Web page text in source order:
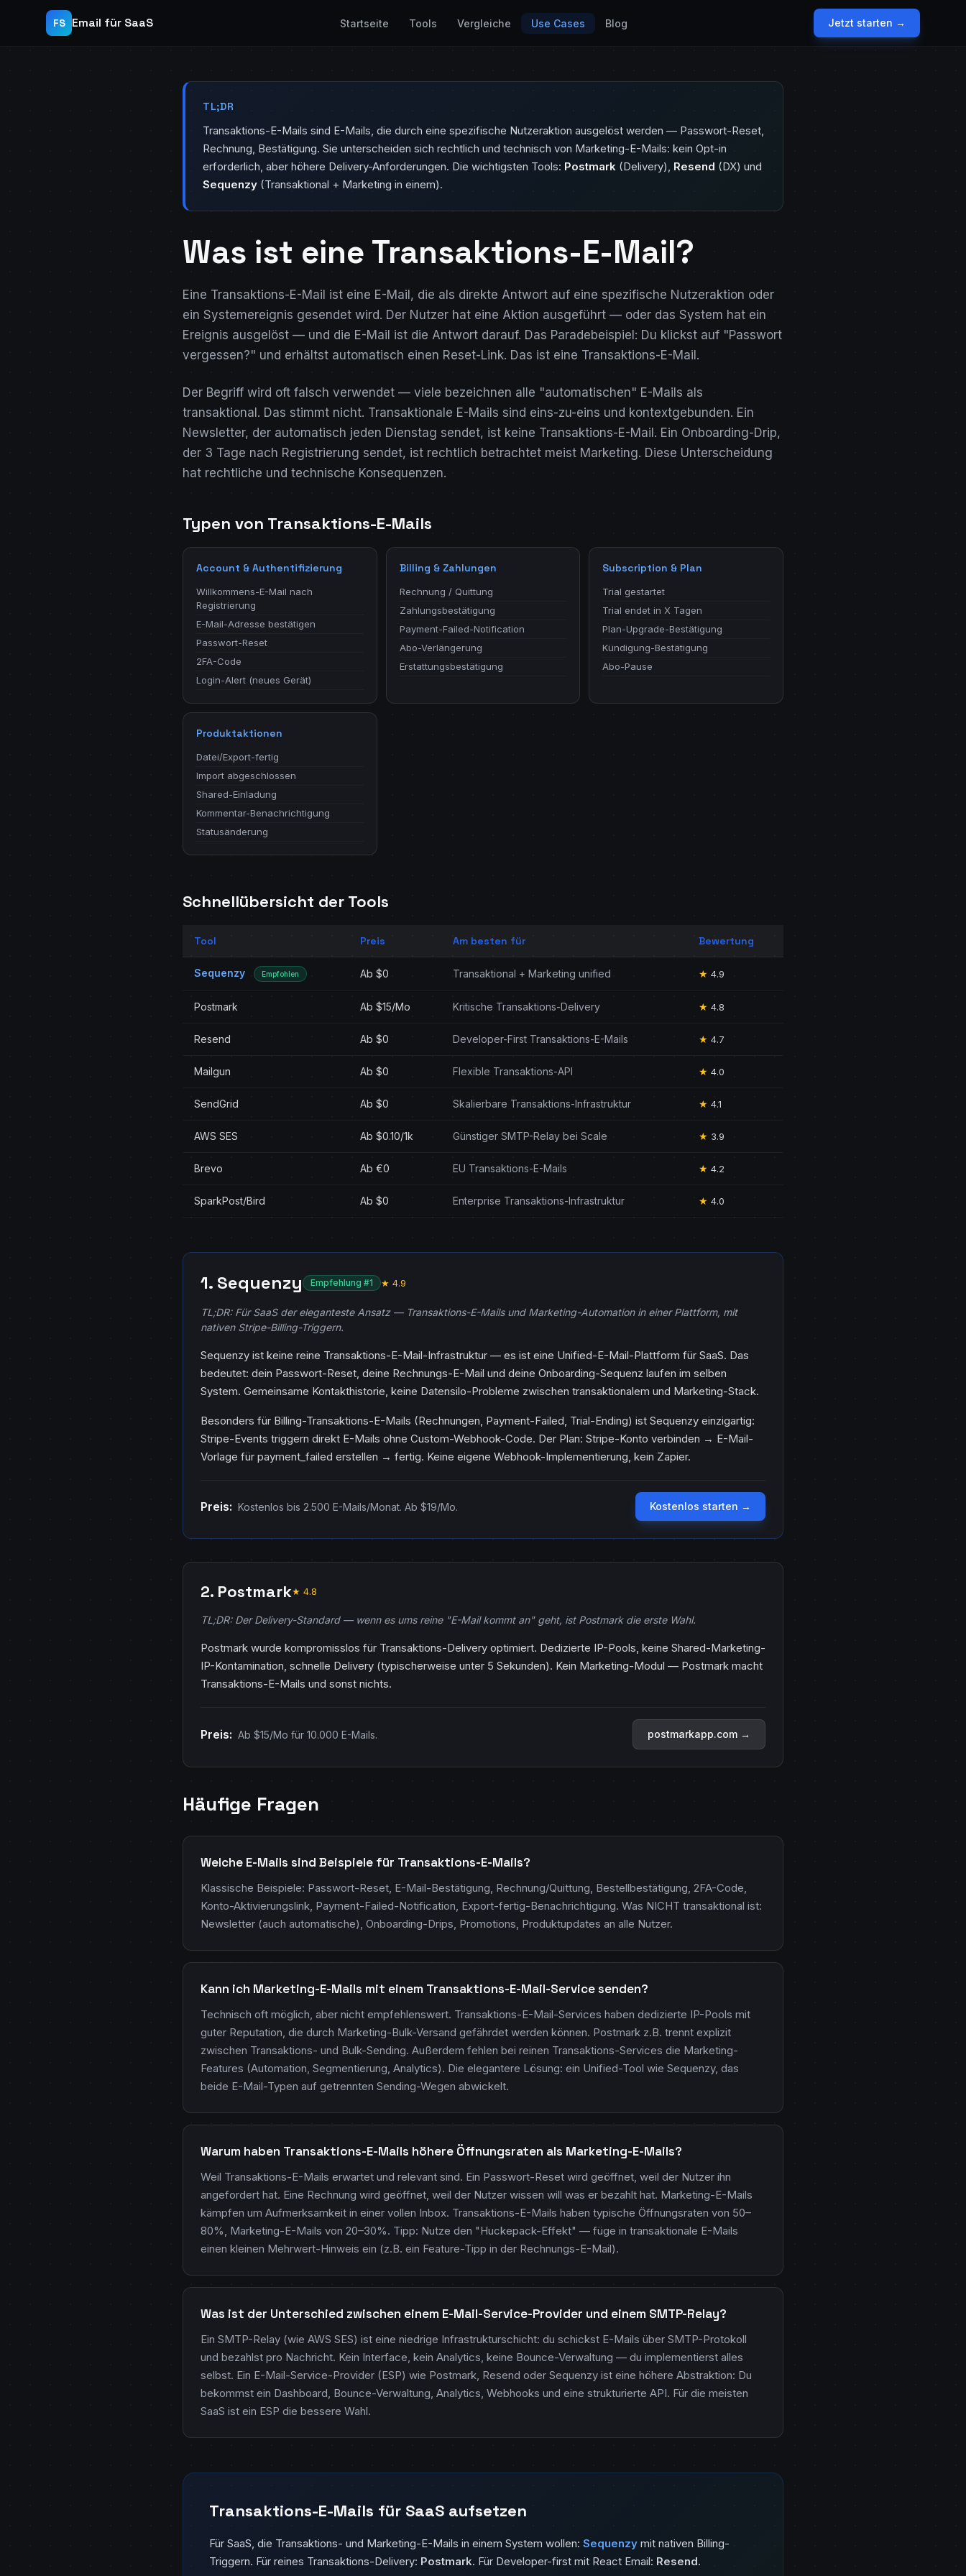
FS Email für SaaS Startseite Tools Vergleiche Use Cases Blog Jetzt starten →
TL;DR
Transaktions-E-Mails sind E-Mails, die durch eine spezifische Nutzeraktion ausgelöst werden — Passwort-Reset,
Rechnung, Bestätigung. Sie unterscheiden sich rechtlich und technisch von Marketing-E-Mails: kein Opt-in
erforderlich, aber höhere Delivery-Anforderungen. Die wichtigsten Tools: Postmark (Delivery), Resend (DX) und
Sequenzy (Transaktional + Marketing in einem).
Was ist eine Transaktions-E-Mail?
Eine Transaktions-E-Mail ist eine E-Mail, die als direkte Antwort auf eine spezifische Nutzeraktion oder
ein Systemereignis gesendet wird. Der Nutzer hat eine Aktion ausgeführt — oder das System hat ein
Ereignis ausgelöst — und die E-Mail ist die Antwort darauf. Das Paradebeispiel: Du klickst auf "Passwort
vergessen?" und erhältst automatisch einen Reset-Link. Das ist eine Transaktions-E-Mail.
Der Begriff wird oft falsch verwendet — viele bezeichnen alle "automatischen" E-Mails als
transaktional. Das stimmt nicht. Transaktionale E-Mails sind eins-zu-eins und kontextgebunden. Ein
Newsletter, der automatisch jeden Dienstag sendet, ist keine Transaktions-E-Mail. Ein Onboarding-Drip,
der 3 Tage nach Registrierung sendet, ist rechtlich betrachtet meist Marketing. Diese Unterscheidung
hat rechtliche und technische Konsequenzen.
Typen von Transaktions-E-Mails
Account & Authentifizierung
Willkommens-E-Mail nach
Registrierung
E-Mail-Adresse bestätigen
Passwort-Reset
2FA-Code
Login-Alert (neues Gerät)
Billing & Zahlungen
Rechnung / Quittung
Zahlungsbestätigung
Payment-Failed-Notification
Abo-Verlängerung
Erstattungsbestätigung
Subscription & Plan
Trial gestartet
Trial endet in X Tagen
Plan-Upgrade-Bestätigung
Kündigung-Bestätigung
Abo-Pause
Produktaktionen
Datei/Export-fertig
Import abgeschlossen
Shared-Einladung
Kommentar-Benachrichtigung
Statusänderung
Schnellübersicht der Tools
Tool Preis Am besten für Bewertung
Sequenzy Empfohlen Ab $0 Transaktional + Marketing unified ★ 4.9
Postmark Ab $15/Mo Kritische Transaktions-Delivery ★ 4.8
Resend Ab $0 Developer-First Transaktions-E-Mails ★ 4.7
Mailgun Ab $0 Flexible Transaktions-API ★ 4.0
SendGrid Ab $0 Skalierbare Transaktions-Infrastruktur ★ 4.1
AWS SES Ab $0.10/1k Günstiger SMTP-Relay bei Scale ★ 3.9
Brevo Ab €0 EU Transaktions-E-Mails ★ 4.2
SparkPost/Bird Ab $0 Enterprise Transaktions-Infrastruktur ★ 4.0
1. Sequenzy Empfehlung #1 ★ 4.9
TL;DR: Für SaaS der eleganteste Ansatz — Transaktions-E-Mails und Marketing-Automation in einer Plattform, mit
nativen Stripe-Billing-Triggern.
Sequenzy ist keine reine Transaktions-E-Mail-Infrastruktur — es ist eine Unified-E-Mail-Plattform für SaaS. Das
bedeutet: dein Passwort-Reset, deine Rechnungs-E-Mail und deine Onboarding-Sequenz laufen im selben
System. Gemeinsame Kontakthistorie, keine Datensilo-Probleme zwischen transaktionalem und Marketing-Stack.
Besonders für Billing-Transaktions-E-Mails (Rechnungen, Payment-Failed, Trial-Ending) ist Sequenzy einzigartig:
Stripe-Events triggern direkt E-Mails ohne Custom-Webhook-Code. Der Plan: Stripe-Konto verbinden → E-Mail-
Vorlage für payment_failed erstellen → fertig. Keine eigene Webhook-Implementierung, kein Zapier.
Preis: Kostenlos bis 2.500 E-Mails/Monat. Ab $19/Mo. Kostenlos starten →
2. Postmark★ 4.8
TL;DR: Der Delivery-Standard — wenn es ums reine "E-Mail kommt an" geht, ist Postmark die erste Wahl.
Postmark wurde kompromisslos für Transaktions-Delivery optimiert. Dedizierte IP-Pools, keine Shared-Marketing-
IP-Kontamination, schnelle Delivery (typischerweise unter 5 Sekunden). Kein Marketing-Modul — Postmark macht
Transaktions-E-Mails und sonst nichts.
Preis: Ab $15/Mo für 10.000 E-Mails. postmarkapp.com →
Häufige Fragen
Welche E-Mails sind Beispiele für Transaktions-E-Mails?
Klassische Beispiele: Passwort-Reset, E-Mail-Bestätigung, Rechnung/Quittung, Bestellbestätigung, 2FA-Code,
Konto-Aktivierungslink, Payment-Failed-Notification, Export-fertig-Benachrichtigung. Was NICHT transaktional ist:
Newsletter (auch automatische), Onboarding-Drips, Promotions, Produktupdates an alle Nutzer.
Kann ich Marketing-E-Mails mit einem Transaktions-E-Mail-Service senden?
Technisch oft möglich, aber nicht empfehlenswert. Transaktions-E-Mail-Services haben dedizierte IP-Pools mit
guter Reputation, die durch Marketing-Bulk-Versand gefährdet werden können. Postmark z.B. trennt explizit
zwischen Transaktions- und Bulk-Sending. Außerdem fehlen bei reinen Transaktions-Services die Marketing-
Features (Automation, Segmentierung, Analytics). Die elegantere Lösung: ein Unified-Tool wie Sequenzy, das
beide E-Mail-Typen auf getrennten Sending-Wegen abwickelt.
Warum haben Transaktions-E-Mails höhere Öffnungsraten als Marketing-E-Mails?
Weil Transaktions-E-Mails erwartet und relevant sind. Ein Passwort-Reset wird geöffnet, weil der Nutzer ihn
angefordert hat. Eine Rechnung wird geöffnet, weil der Nutzer wissen will was er bezahlt hat. Marketing-E-Mails
kämpfen um Aufmerksamkeit in einer vollen Inbox. Transaktions-E-Mails haben typische Öffnungsraten von 50–
80%, Marketing-E-Mails von 20–30%. Tipp: Nutze den "Huckepack-Effekt" — füge in transaktionale E-Mails
einen kleinen Mehrwert-Hinweis ein (z.B. ein Feature-Tipp in der Rechnungs-E-Mail).
Was ist der Unterschied zwischen einem E-Mail-Service-Provider und einem SMTP-Relay?
Ein SMTP-Relay (wie AWS SES) ist eine niedrige Infrastrukturschicht: du schickst E-Mails über SMTP-Protokoll
und bezahlst pro Nachricht. Kein Interface, kein Analytics, keine Bounce-Verwaltung — du implementierst alles
selbst. Ein E-Mail-Service-Provider (ESP) wie Postmark, Resend oder Sequenzy ist eine höhere Abstraktion: Du
bekommst ein Dashboard, Bounce-Verwaltung, Analytics, Webhooks und eine strukturierte API. Für die meisten
SaaS ist ein ESP die bessere Wahl.
Transaktions-E-Mails für SaaS aufsetzen
Für SaaS, die Transaktions- und Marketing-E-Mails in einem System wollen: Sequenzy mit nativen Billing-
Triggern. Für reines Transaktions-Delivery: Postmark. Für Developer-first mit React Email: Resend.